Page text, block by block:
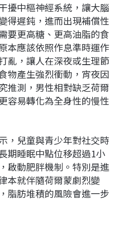
擾中樞神經系統，讓大腦
得遲鈍，進而出現補償性
要更高糖、更高油脂的食
本應該依照作息準時運作
亂，讓人在深夜或生理節
物產生強烈衝動，宵夜因
推測，男性相對缺乏荷爾
容易轉化為全身性的慢性
，兒童與青少年對社交時
期睡眠中點位移超過1小
啟動肥胖機制。特別是進
本就伴隨荷爾蒙劇烈變
脂肪堆積的風險會進一步